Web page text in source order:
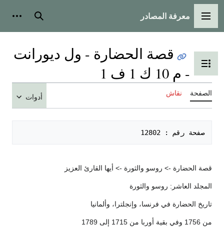
القائمة الرئيسية
معرفة المصادر بحث
تبديل عرض جدول المحتويات
قصة الحضارة - ول ديورانت
- م 10 ك 1 ف 1
الصفحة نقاش أدوات
صفحة رقم : 12802
قصة الحضارة -> روسو والثورة -> أيها القارئ العزيز
المجلد العاشر: روسو والثورة
تاريخ الحضارة في فرنسا، وإنجلترا، وألمانيا
من 1756 وفي بقية أوربا من 1715 إلى 1789